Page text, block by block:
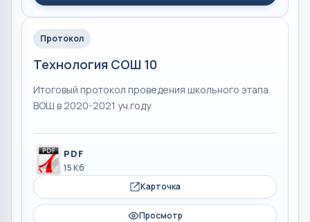
Протокол
Технология СОШ 10
Итоговый протокол проведения школьного этапа
ВОШ в 2020-2021 уч.году
PDF
15 Кб
Карточка
Просмотр